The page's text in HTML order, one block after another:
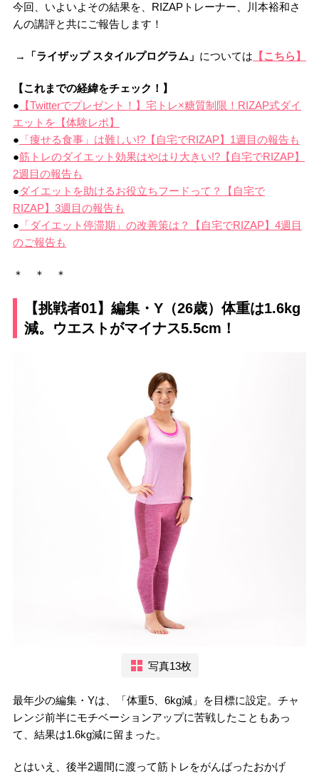
今回、いよいよその結果を、RIZAPトレーナー、川本裕和さ
んの講評と共にご報告します！
→ 「ライザップ スタイルプログラム」 については 【こちら】
【これまでの経緯をチェック！】
● 【Twitterでプレゼント！】宅トレ×糖質制限！RIZAP式ダイ
エットを【体験レポ】
● 「痩せる食事」は難しい!?【自宅でRIZAP】1週目の報告も
●筋トレのダイエット効果はやはり大きい!?【自宅でRIZAP】
2週目の報告も
●ダイエットを助けるお役立ちフードって？【自宅で
RIZAP】3週目の報告も
● 「ダイエット停滞期」の改善策は？【自宅でRIZAP】4週目
のご報告も
＊ ＊ ＊
【挑戦者01】編集・Y（26歳）体重は1.6kg
減。ウエストがマイナス5.5cm！
写真13枚
最年少の編集・Yは、「体重5、6kg減」を目標に設定。チャ
レンジ前半にモチベーションアップに苦戦したこともあっ
て、結果は1.6kg減に留まった。
とはいえ、後半2週間に渡って筋トレをがんばったおかげ